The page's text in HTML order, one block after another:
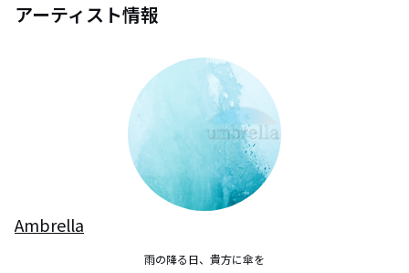
アーティスト情報
Ambrella
雨の降る日、貴方に傘を